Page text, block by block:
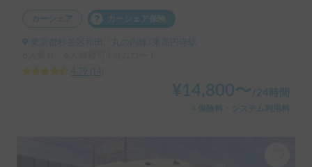
カーシェア カーシェア保険
東京都杉並区和田, ' 丸の内線/東高円寺駅
4.79
14
¥ 14,800〜/24時間
＋保険料・システム利用料